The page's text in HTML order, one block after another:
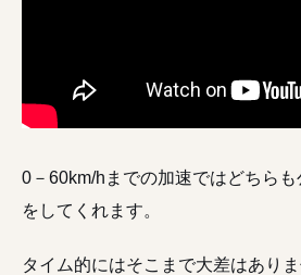
0－60km/hまでの加速ではどちら
をしてくれます。
タイム的にはそこまで大差はあり